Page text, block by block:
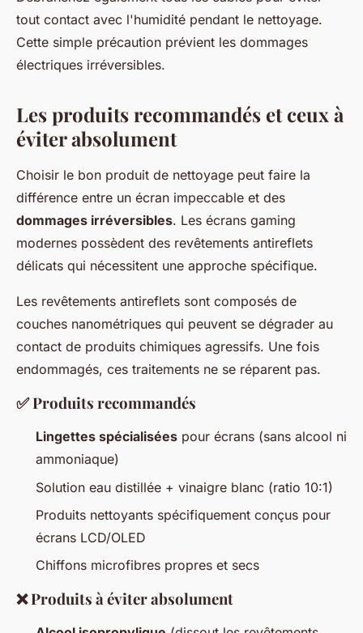
tout contact avec l'humidité pendant le nettoyage.
Cette simple précaution prévient les dommages
électriques irréversibles.
Les produits recommandés et ceux à
éviter absolument
Choisir le bon produit de nettoyage peut faire la
différence entre un écran impeccable et des
dommages irréversibles. Les écrans gaming
modernes possèdent des revêtements antireflets
délicats qui nécessitent une approche spécifique.
Les revêtements antireflets sont composés de
couches nanométriques qui peuvent se dégrader au
contact de produits chimiques agressifs. Une fois
endommagés, ces traitements ne se réparent pas.
✅ Produits recommandés
Lingettes spécialisées pour écrans (sans alcool ni
ammoniaque)
Solution eau distillée + vinaigre blanc (ratio 10:1)
Produits nettoyants spécifiquement conçus pour
écrans LCD/OLED
Chiffons microfibres propres et secs
❌ Produits à éviter absolument